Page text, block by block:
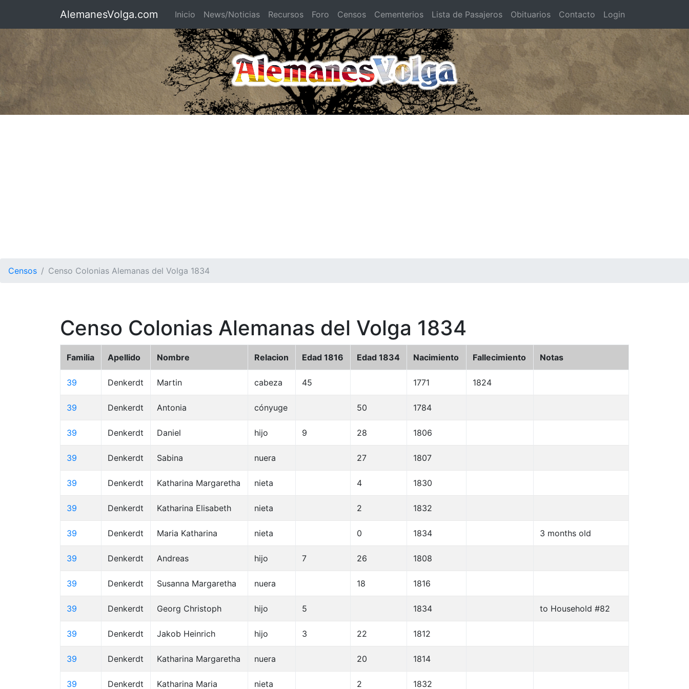
AlemanesVolga.com Inicio News/Noticias Recursos Foro Censos Cementerios Lista de Pasajeros Obituarios Contacto Login
Censos Censo Colonias Alemanas del Volga 1834
Censo Colonias Alemanas del Volga 1834
Familia Apellido Nombre Relacion Edad 1816 Edad 1834 Nacimiento Fallecimiento Notas
39 Denkerdt Martin cabeza 45 1771 1824
39 Denkerdt Antonia cónyuge 50 1784
39 Denkerdt Daniel hijo 9 28 1806
39 Denkerdt Sabina nuera 27 1807
39 Denkerdt Katharina Margaretha nieta 4 1830
39 Denkerdt Katharina Elisabeth nieta 2 1832
39 Denkerdt Maria Katharina nieta 0 1834 3 months old
39 Denkerdt Andreas hijo 7 26 1808
39 Denkerdt Susanna Margaretha nuera 18 1816
39 Denkerdt Georg Christoph hijo 5 1834 to Household #82
39 Denkerdt Jakob Heinrich hijo 3 22 1812
39 Denkerdt Katharina Margaretha nuera 20 1814
39 Denkerdt Katharina Maria nieta 2 1832